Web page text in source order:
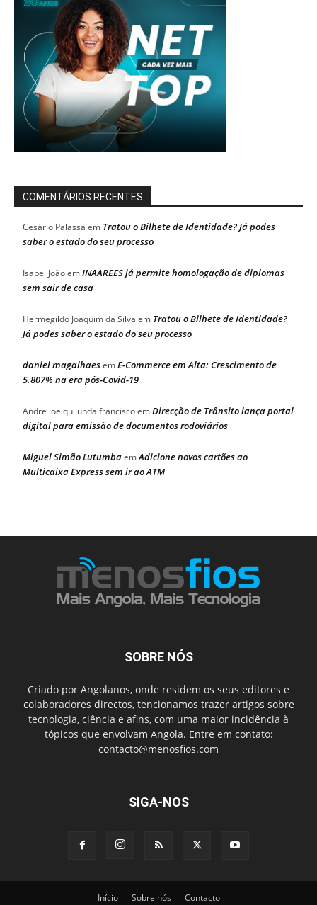
COMENTÁRIOS RECENTES
Cesário Palassa em Tratou o Bilhete de Identidade? Já podes
saber o estado do seu processo
Isabel JoãoemINAAREES já permite homologação de diplomas
sem sair de casa
Hermegildo Joaquim da Silva em Tratou o Bilhete de Identidade?
Já podes saber o estado do seu processo
daniel magalhaesemE-Commerce em Alta: Crescimento de
5.807% na era pós-Covid-19
Andre joe quilunda franciscoemDirecção de Trânsito lança portal
digital para emissão de documentos rodoviários
Miguel Simão LutumbaemAdicione novos cartões ao
Multicaixa Express sem ir ao ATM
SOBRE NÓS
Criado por Angolanos, onde residem os seus editores e
colaboradores directos, tencionamos trazer artigos sobre
tecnologia, ciência e afins, com uma maior incidência à
tópicos que envolvam Angola. Entre em contato:
contacto@menosfios.com
SIGA-NOS
Início Sobre nós Contacto